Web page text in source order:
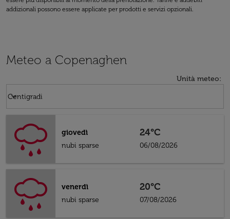
addizionali possono essere applicate per prodotti e servizi opzionali.
Meteo a Copenaghen
Unità meteo:
Centigradi
keyboard_arrow_down
giovedì
nubi sparse
24°C
06/08/2026
venerdì
nubi sparse
20°C
07/08/2026